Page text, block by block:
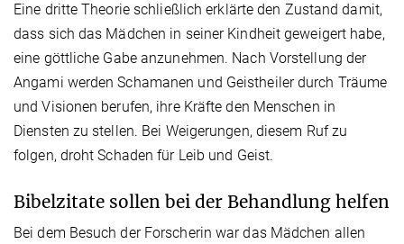
Eine dritte Theorie schließlich erklärte den Zustand damit,
dass sich das Mädchen in seiner Kindheit geweigert habe,
eine göttliche Gabe anzunehmen. Nach Vorstellung der
Angami werden Schamanen und Geistheiler durch Träume
und Visionen berufen, ihre Kräfte den Menschen in
Diensten zu stellen. Bei Weigerungen, diesem Ruf zu
folgen, droht Schaden für Leib und Geist.
Bibelzitate sollen bei der Behandlung helfen
Bei dem Besuch der Forscherin war das Mädchen allen